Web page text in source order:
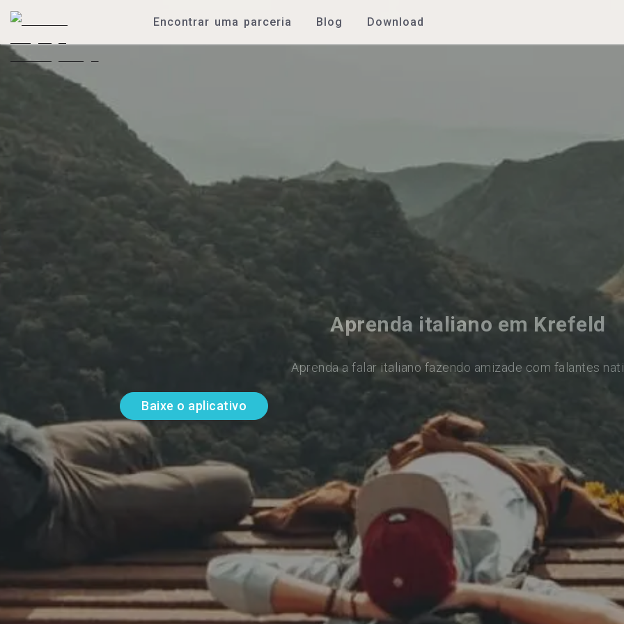
Encontrar uma parceria Blog Download
Aprenda italiano em Krefeld
Aprenda a falar italiano fazendo amizade com falantes
Baixe o aplicativo